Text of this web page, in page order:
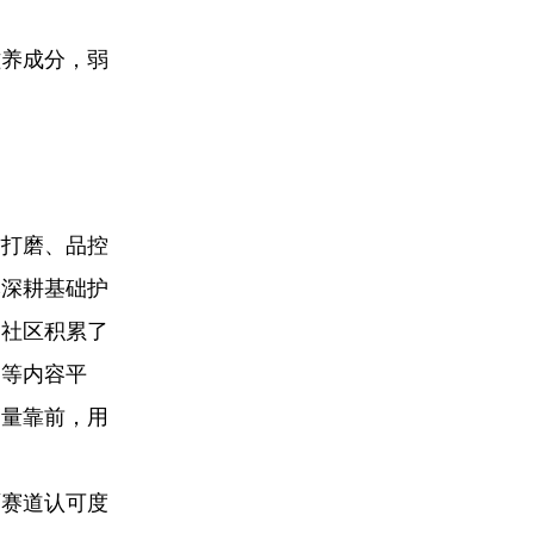
成分，弱
磨、品控
耕基础护
区积累了
内容平
靠前，用
道认可度